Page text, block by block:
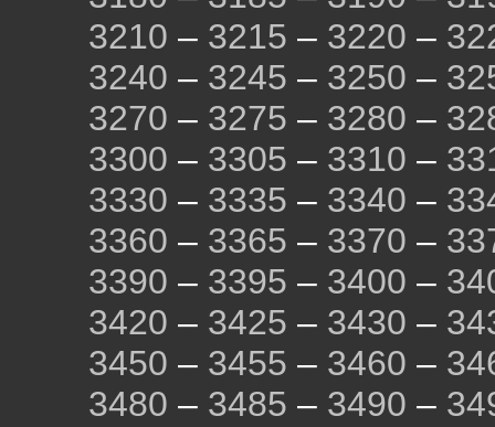
3210 – 3215 – 3220 –
3240 – 3245 – 3250 –
3270 – 3275 – 3280 –
3300 – 3305 – 3310 –
3330 – 3335 – 3340 –
3360 – 3365 – 3370 –
3390 – 3395 – 3400 –
3420 – 3425 – 3430 –
3450 – 3455 – 3460 –
3480 – 3485 – 3490 –